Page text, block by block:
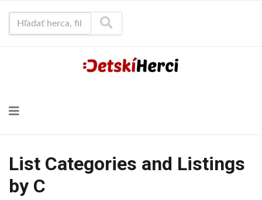
List Categories and Listings
by C